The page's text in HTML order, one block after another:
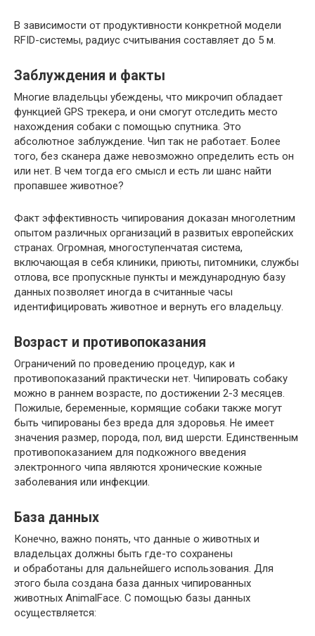
В зависимости от продуктивности конкретной модели
RFID-системы, радиус считывания составляет до 5 м.
Заблуждения и факты
Многие владельцы убеждены, что микрочип обладает
функцией GPS трекера, и они смогут отследить место
нахождения собаки с помощью спутника. Это
абсолютное заблуждение. Чип так не работает. Более
того, без сканера даже невозможно определить есть он
или нет. В чем тогда его смысл и есть ли шанс найти
пропавшее животное?
Факт эффективность чипирования доказан многолетним
опытом различных организаций в развитых европейских
странах. Огромная, многоступенчатая система,
включающая в себя клиники, приюты, питомники, службы
отлова, все пропускные пункты и международную базу
данных позволяет иногда в считанные часы
идентифицировать животное и вернуть его владельцу.
Возраст и противопоказания
Ограничений по проведению процедур, как и
противопоказаний практически нет. Чипировать собаку
можно в раннем возрасте, по достижении 2-3 месяцев.
Пожилые, беременные, кормящие собаки также могут
быть чипированы без вреда для здоровья. Не имеет
значения размер, порода, пол, вид шерсти. Единственным
противопоказанием для подкожного введения
электронного чипа являются хронические кожные
заболевания или инфекции.
База данных
Конечно, важно понять, что данные о животных и
владельцах должны быть где-то сохранены
и обработаны для дальнейшего использования. Для
этого была создана база данных чипированных
животных AnimalFace. С помощью базы данных
осуществляется: